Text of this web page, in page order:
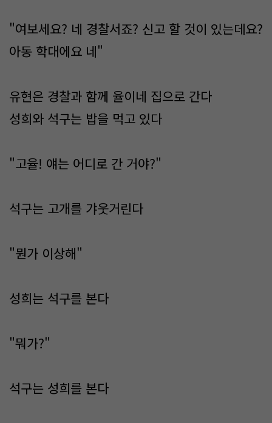
"여보세요? 네 경찰서죠? 신고 할 것이 있는데요?
아동 학대에요 네"
유현은 경찰과 함께 율이네 집으로 간다
성희와 석구는 밥을 먹고 있다
"고율! 얘는 어디로 간 거야?"
석구는 고개를 갸웃거린다
"뭔가 이상해"
성희는 석구를 본다
"뭐가?"
석구는 성희를 본다